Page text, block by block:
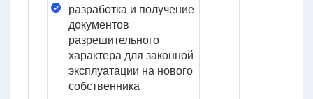
разработка и получение
документов
разрешительного
характера для законной
эксплуатации на нового
собственника